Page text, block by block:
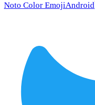
Noto Color EmojiAndroid